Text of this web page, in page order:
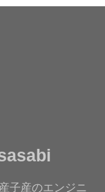
子産のエンジニ